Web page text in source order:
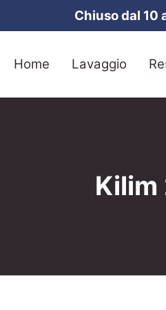
Chiuso dal 10
Home Lavaggio
Kilim